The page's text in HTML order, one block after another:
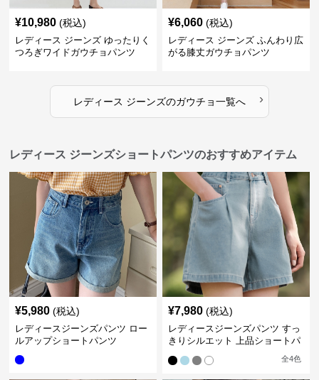
¥10,980 (税込)
レディース ジーンズ ゆったりく
つろぎワイドガウチョパンツ
¥6,060 (税込)
レディース ジーンズ ふんわり広
がる膝丈ガウチョパンツ
レディース ジーンズのガウチョ一覧へ ›
レディース ジーンズショートパンツのおすすめアイテム
¥5,980 (税込)
レディースジーンズパンツ ロー
ルアップショートパンツ
¥7,980 (税込)
レディースジーンズパンツ すっ
きりシルエット 上品ショートパ
全4色